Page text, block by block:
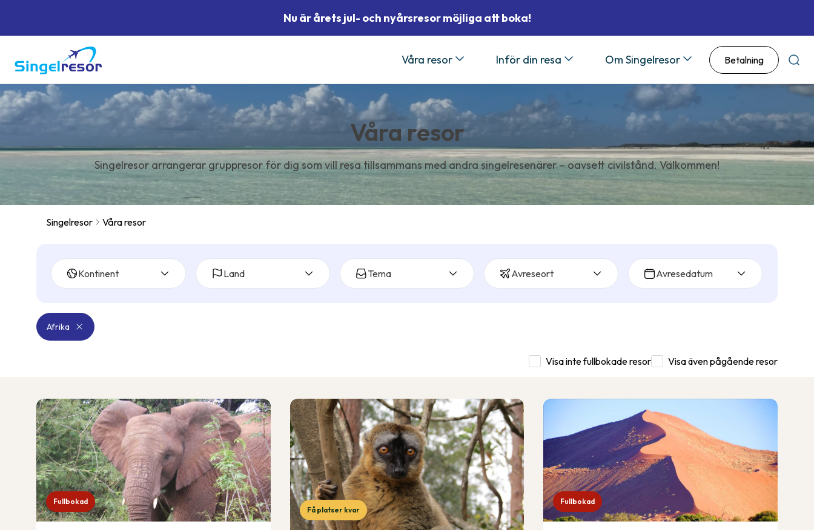
Nu är årets jul- och nyårsresor möjliga att boka!
Våra resor Inför din resa Om Singelresor Betalning Sök
Våra resor
Singelresor arrangerar gruppresor för dig som vill resa tillsammans med andra singelresenärer – oavsett civilstånd. Välkommen!
Singelresor Våra resor
Kontinent Land Tema Avreseort Avresedatum
Afrika
Visa inte fullbokade resor Visa även pågående resor
Fullbokad
Få platser kvar
Fullbokad